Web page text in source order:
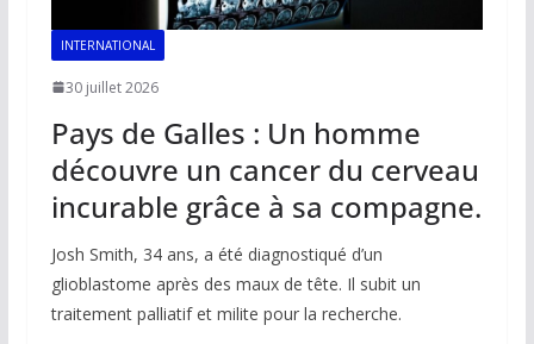
INTERNATIONAL
30 juillet 2026
Pays de Galles : Un homme
découvre un cancer du cerveau
incurable grâce à sa compagne.
Josh Smith, 34 ans, a été diagnostiqué d’un
glioblastome après des maux de tête. Il subit un
traitement palliatif et milite pour la recherche.